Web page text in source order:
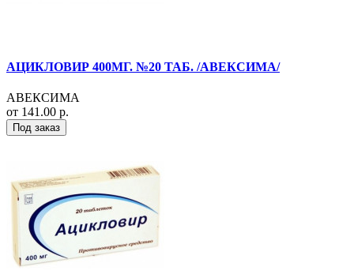
АЦИКЛОВИР 400МГ. №20 ТАБ. /АВЕКСИМА/
АВЕКСИМА
от 141.00 р.
Под заказ